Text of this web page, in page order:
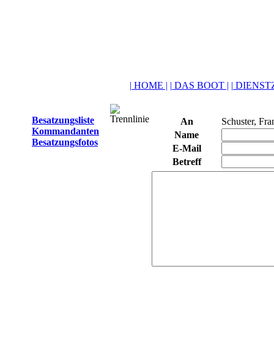
| HOME | | DAS BOOT | |
Besatzungsliste
Kommandanten
Besatzungsfotos
An
Schuster,
Name
E-Mail
Betreff